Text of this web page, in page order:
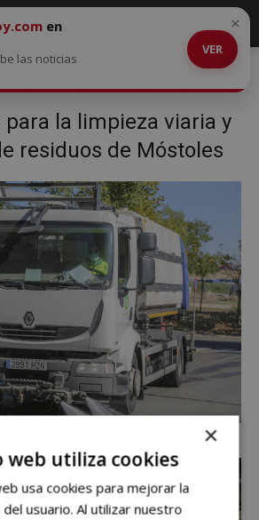
la limpieza viaria y la recogida de residuos
la limpieza viaria y
residuos de Móstoles
en
las noticias
VER
×
×
web utiliza cookies
usa cookies para mejorar la
usuario. Al utilizar nuestro